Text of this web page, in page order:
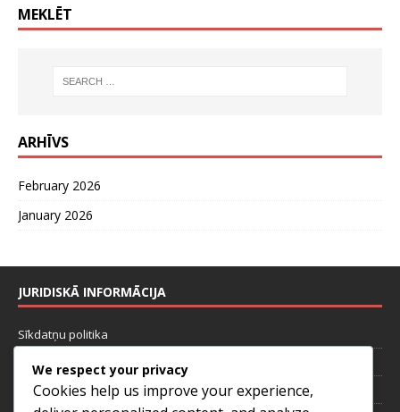
MEKLĒT
ARHĪVS
February 2026
January 2026
JURIDISKĀ INFORMĀCIJA
Sīkdatņu politika
Kas mēs esam
Noteikumi un nosacījumi
We respect your privacy
Cookies help us improve your experience,